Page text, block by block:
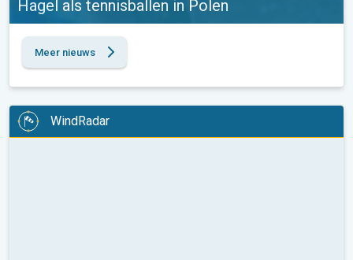
Hagel als tennisballen in Polen
Meer nieuws
WindRadar